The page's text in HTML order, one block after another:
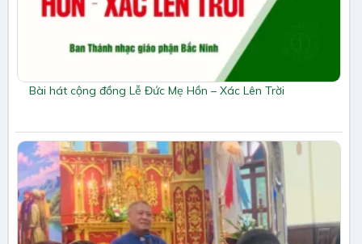
Bài hát cộng đồng Lễ Đức Mẹ Hồn – Xác Lên Trời